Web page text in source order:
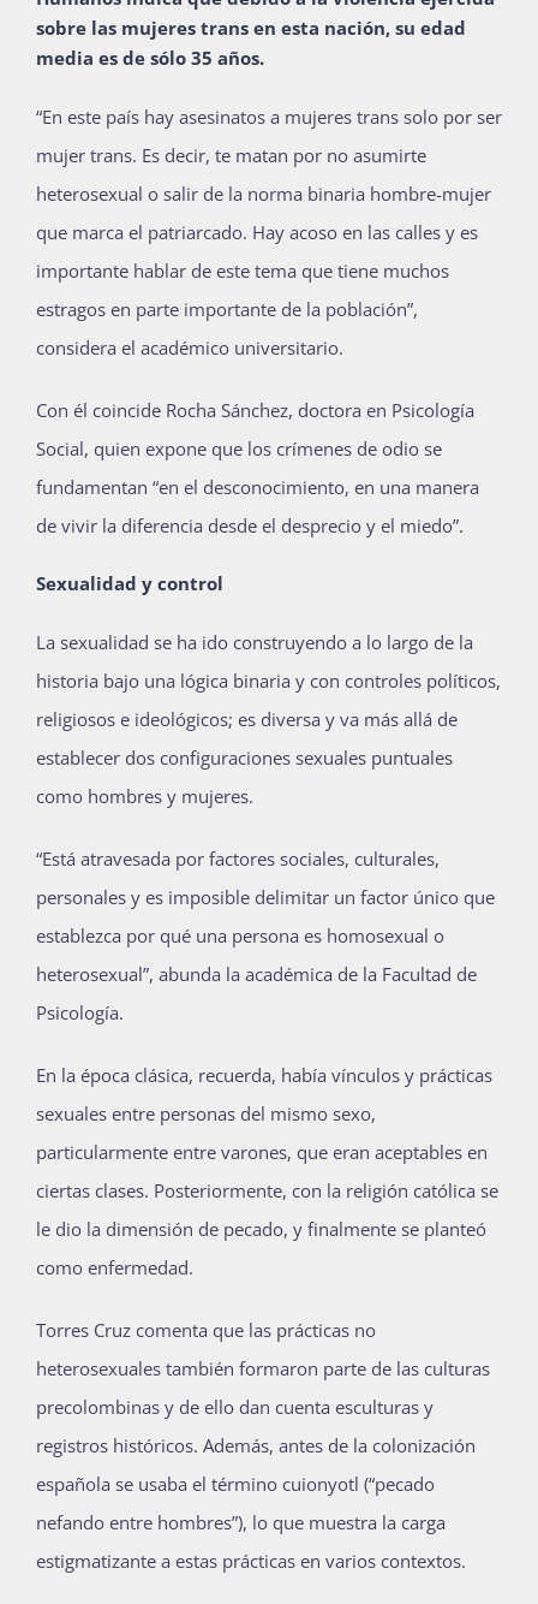
sobre las mujeres trans en esta nación, su edad
media es de sólo 35 años.
“En este país hay asesinatos a mujeres trans solo por ser
mujer trans. Es decir, te matan por no asumirte
heterosexual o salir de la norma binaria hombre-mujer
que marca el patriarcado. Hay acoso en las calles y es
importante hablar de este tema que tiene muchos
estragos en parte importante de la población”,
considera el académico universitario.
Con él coincide Rocha Sánchez, doctora en Psicología
Social, quien expone que los crímenes de odio se
fundamentan “en el desconocimiento, en una manera
de vivir la diferencia desde el desprecio y el miedo”.
Sexualidad y control
La sexualidad se ha ido construyendo a lo largo de la
historia bajo una lógica binaria y con controles políticos,
religiosos e ideológicos; es diversa y va más allá de
establecer dos configuraciones sexuales puntuales
como hombres y mujeres.
“Está atravesada por factores sociales, culturales,
personales y es imposible delimitar un factor único que
establezca por qué una persona es homosexual o
heterosexual”, abunda la académica de la Facultad de
Psicología.
En la época clásica, recuerda, había vínculos y prácticas
sexuales entre personas del mismo sexo,
particularmente entre varones, que eran aceptables en
ciertas clases. Posteriormente, con la religión católica se
le dio la dimensión de pecado, y finalmente se planteó
como enfermedad.
Torres Cruz comenta que las prácticas no
heterosexuales también formaron parte de las culturas
precolombinas y de ello dan cuenta esculturas y
registros históricos. Además, antes de la colonización
española se usaba el término cuionyotl (“pecado
nefando entre hombres”), lo que muestra la carga
estigmatizante a estas prácticas en varios contextos.